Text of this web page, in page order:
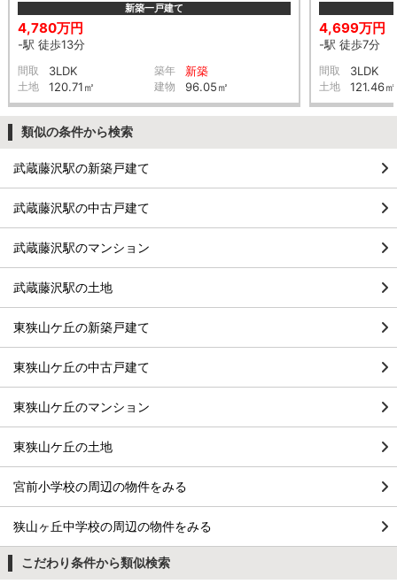
新築一戸建て
4,780万円
-駅 徒歩13分
間取 3LDK 築年 新築
土地 120.71㎡ 建物 96.05㎡
4,699万円
-駅 徒歩7分
間取 3LDK
土地 121.46㎡
類似の条件から検索
武蔵藤沢駅の新築戸建て
武蔵藤沢駅の中古戸建て
武蔵藤沢駅のマンション
武蔵藤沢駅の土地
東狭山ケ丘の新築戸建て
東狭山ケ丘の中古戸建て
東狭山ケ丘のマンション
東狭山ケ丘の土地
宮前小学校の周辺の物件をみる
狭山ヶ丘中学校の周辺の物件をみる
こだわり条件から類似検索